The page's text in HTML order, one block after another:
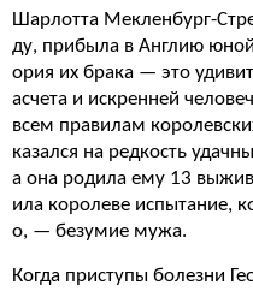
Шарлотта Мекленбург-
ду, прибыла в Англию юной
ория их брака — это
асчета и искренней
всем правилам
казался на редкость
а она родила ему 13
ила королеве испытание,
о, — безумие мужа.
Когда приступы болезни